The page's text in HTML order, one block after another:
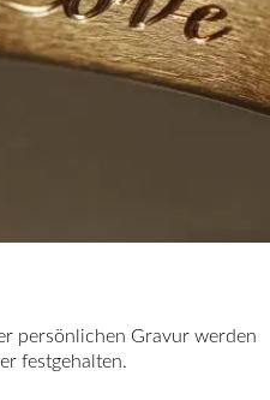
persönlichen Gravur werden
festgehalten.